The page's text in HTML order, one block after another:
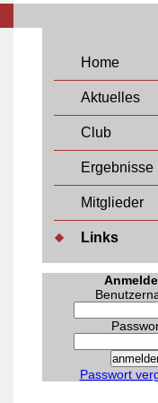
Home
Aktuelles
Club
Ergebnisse
Mitglieder
Links
Passwort